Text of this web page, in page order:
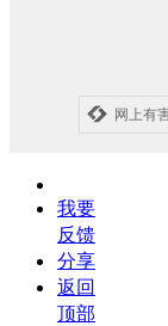
网上有
我要
反馈
分享
返回
顶部